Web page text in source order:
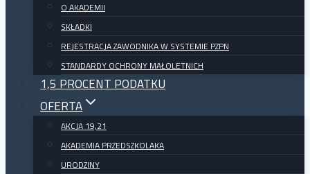
O AKADEMII
SKŁADKI
REJESTRACJA ZAWODNIKA W SYSTEMIE PZPN
STANDARDY OCHRONY MAŁOLETNICH
1,5 PROCENT PODATKU
OFERTA
AKCJA 19,21
AKADEMIA PRZEDSZKOLAKA
URODZINY